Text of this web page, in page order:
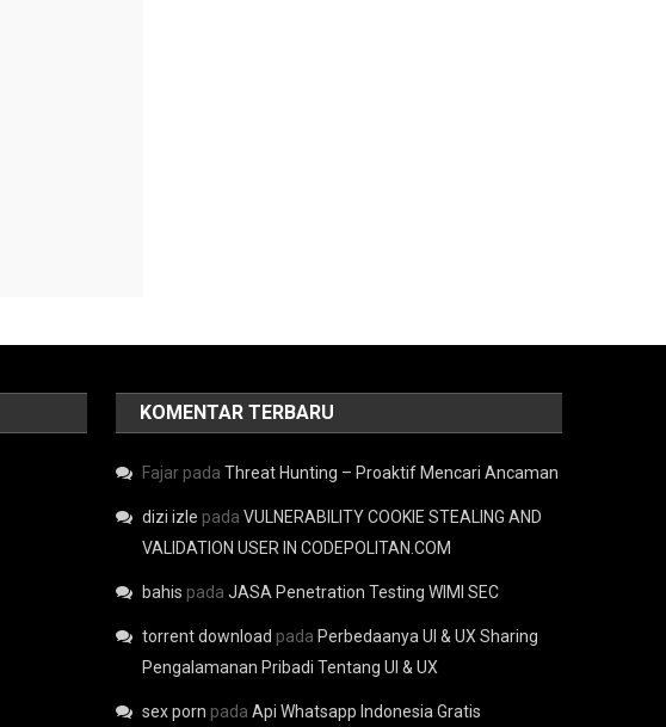
KOMENTAR TERBARU
Fajarpada Threat Hunting – Proaktif Mencari Ancaman
dizi izle pada VULNERABILITY COOKIE STEALING AND
VALIDATION USER IN CODEPOLITAN.COM
bahis pada JASA Penetration Testing WIMI SEC
torrent download pada Perbedaanya UI & UX Sharing
Pengalamanan Pribadi Tentang UI & UX
sex porn pada Api Whatsapp Indonesia Gratis